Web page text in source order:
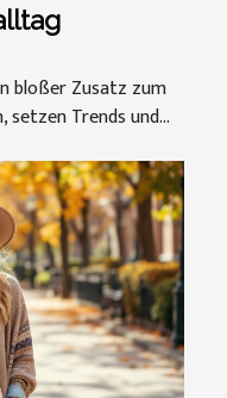
bloßer Zusatz zum
Trends und...